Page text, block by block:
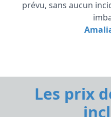
prévu, sans aucun
Les prix